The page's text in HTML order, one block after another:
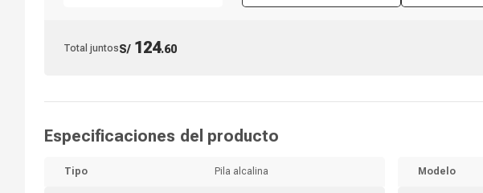
receptor USB,
Total juntosS/ 124.60
Especificaciones del producto
Tipo Pila alcalina Modelo